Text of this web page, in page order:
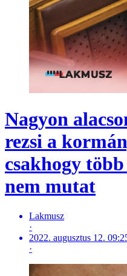
Nagyon
rezsi a
csakhogy
nem mutat
Lakmusz
·
2022. augusztus 12.
·